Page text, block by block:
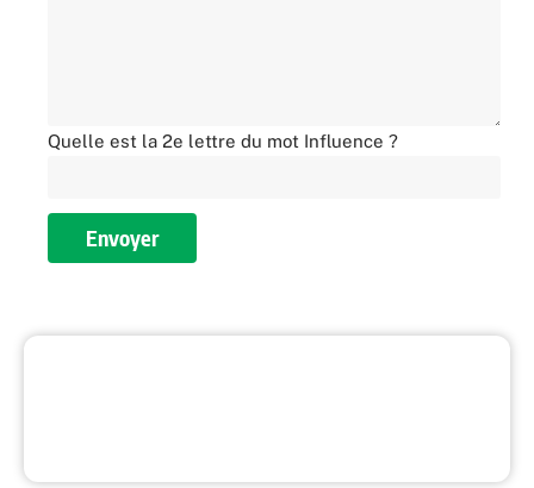
Quelle est la 2e lettre du mot Influence ?